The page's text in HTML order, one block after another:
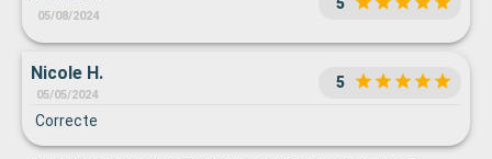
05/08/2024
Nicole H.
05/05/2024
5
Correcte